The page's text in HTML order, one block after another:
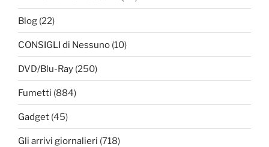
Blog (22)
CONSIGLI di Nessuno (10)
DVD/Blu-Ray (250)
Fumetti (884)
Gadget (45)
Gli arrivi giornalieri (718)